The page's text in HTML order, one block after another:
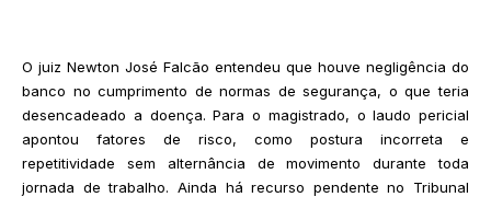
O juiz Newton José Falcão entendeu que houve negligência do
banco no cumprimento de normas de segurança, o que teria
desencadeado a doença. Para o magistrado, o laudo pericial
apontou fatores de risco, como postura incorreta e
repetitividade sem alternância de movimento durante toda
jornada de trabalho. Ainda há recurso pendente no Tribunal